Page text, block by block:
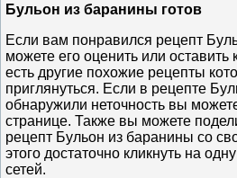
Бульон из баранины готов
Если вам понравился рецепт
можете его оценить или
есть другие похожие рецепты
приглянуться. Если в рецепте
обнаружили неточность вы
странице. Также вы можете
рецепт Бульон из баранины со
этого достаточно кликнуть на
сетей.